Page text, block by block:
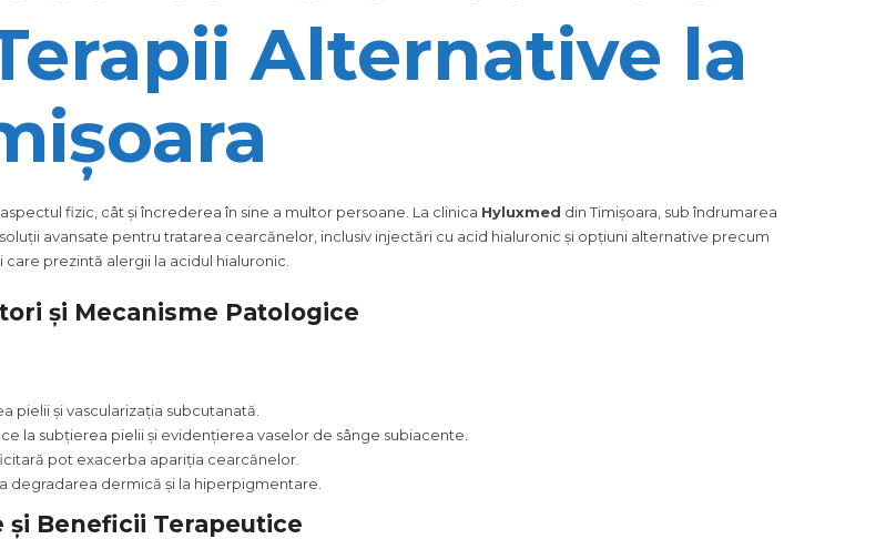
Alternative la
fizic, cât și încrederea în sine a multor persoane. La clinica Hyluxmed din Timișoara, sub îndrumarea
avansate pentru tratarea cearcănelor, inclusiv injectări cu acid hialuronic și opțiuni alternative precum
prezintă alergii la acidul hialuronic.
și Mecanisme Patologice
pielii și vascularizația subcutanată.
la subțierea pielii și evidențierea vaselor de sânge subiacente.
pot exacerba apariția cearcănelor.
degradarea dermică și la hiperpigmentare.
Beneficii Terapeutice